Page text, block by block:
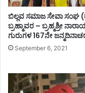
ಬಿಲ್ಲವ ಸಮಾಜ ಸೇವಾ ಸಂಘ
ಬ್ರಹ್ಮಾವರ – ಬ್ರಹ್ಮಶ್ರೀ
ಗುರುಗಳ 167ನೇ
September 6, 2021